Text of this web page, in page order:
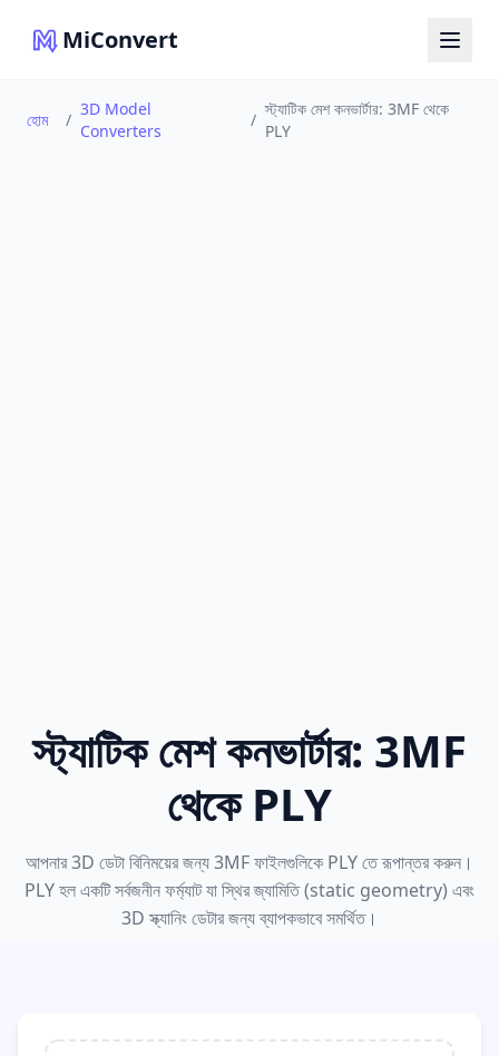
MiConvert
হোম /
3D Model
Converters
/
স্ট্যাটিক মেশ কনভার্টার: 3MF থেকে
PLY
স্ট্যাটিক মেশ কনভার্টার: 3MF
থেকে PLY
আপনার 3D ডেটা বিনিময়ের জন্য 3MF ফাইলগুলিকে PLY তে রূপান্তর করুন।
PLY হল একটি সর্বজনীন ফর্ম্যাট যা স্থির জ্যামিতি (static geometry) এবং
3D স্ক্যানিং ডেটার জন্য ব্যাপকভাবে সমর্থিত।